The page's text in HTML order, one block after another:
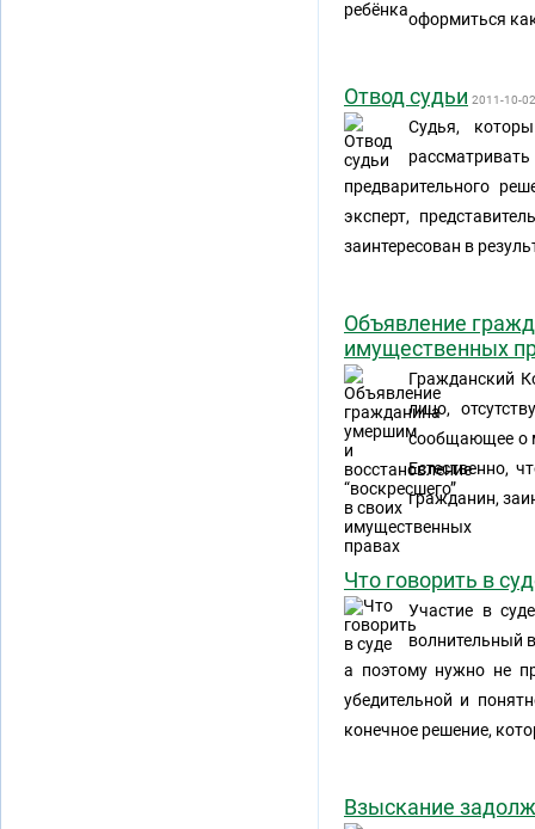
оформиться
Отвод судьи 2011-10-02
Судья,
предварительного
эксперт,
заинтересован в
Объявление
имущественных
Гражданский
лицо,
сообщающее о
Естественно,
гражданин,
Что говорить в
Участие в
волнительный
а поэтому нужно не
убедительной и
конечное решение,
Взыскание